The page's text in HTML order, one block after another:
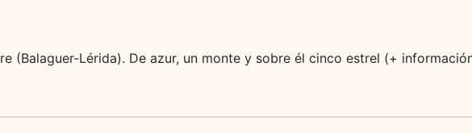
(Balaguer-Lérida). De azur, un monte y sobre él cinco estrel (+